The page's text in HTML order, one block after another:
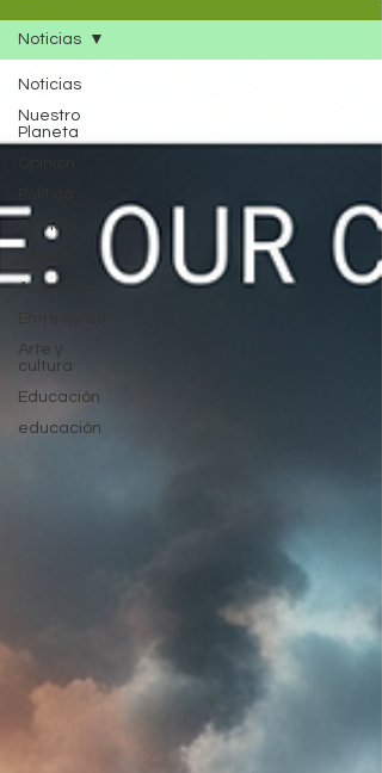
Noticias
Nuestro
Planeta
Ciencia
Actualidad
Arte y
cultura
Educación
educación
Noticias